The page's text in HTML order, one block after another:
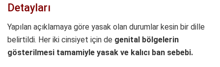
Detayları
Yapılan açıklamaya göre yasak olan durumlar kesin bir dille
belirtildi. Her iki cinsiyet için de genital bölgelerin
gösterilmesi tamamiyle yasak ve kalıcı ban sebebi.